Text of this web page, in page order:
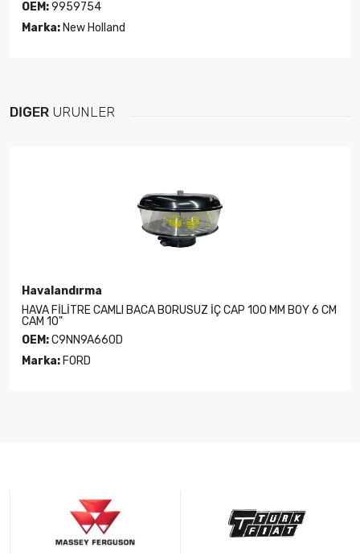
OEM:9959754
Marka: New Holland
DIĞER ÜRÜNLER
Havalandırma
HAVA FİLİTRE CAMLI BACA BORUSUZ İÇ CAP 100 MM BOY 6 CM
CAM 10"
OEM:C9NN9A660D
Marka: FORD